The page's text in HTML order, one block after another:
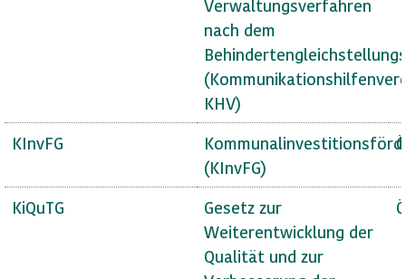
Verwaltungsverfahren
nach dem
KHV)
KInvFG
(KInvFG)
KiQuTG
Gesetz zur
Weiterentwicklung der
Qualität und zur